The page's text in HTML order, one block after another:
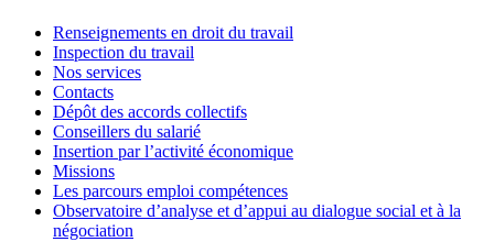
Renseignements en droit du travail
Inspection du travail
Nos services
Contacts
Dépôt des accords collectifs
Conseillers du salarié
Insertion par l’activité économique
Missions
Les parcours emploi compétences
Observatoire d’analyse et d’appui au dialogue social et à la
négociation